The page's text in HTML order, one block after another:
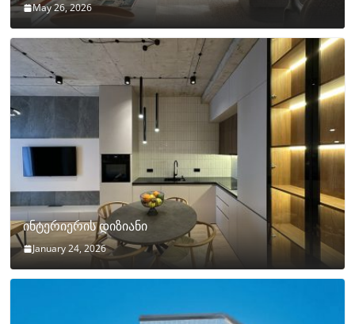
May 26, 2026
ინტერიერის დიზიანი
January 24, 2026